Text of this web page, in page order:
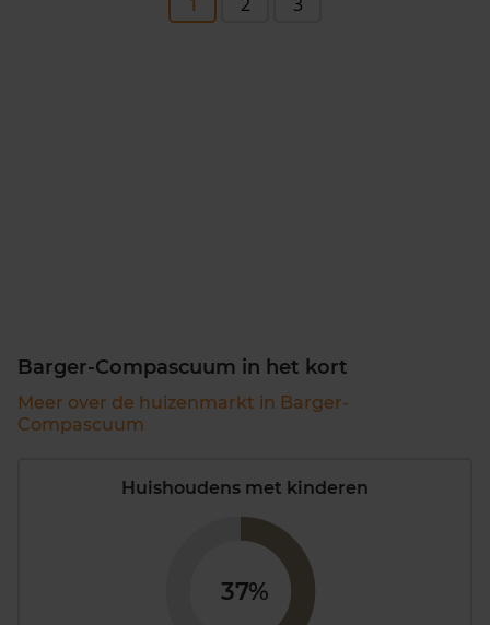
Barger-Compascuum in het kort
Meer over de huizenmarkt in Barger-
Compascuum
Huishoudens met kinderen
37%